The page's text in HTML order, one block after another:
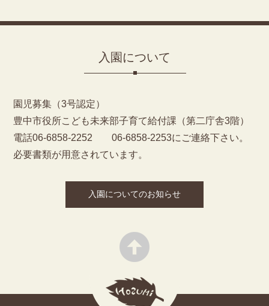
入園について
園児募集（3号認定）
豊中市役所こども未来部子育て給付課（第二庁舎3階）
電話06-6858-2252 06-6858-2253にご連絡下さい。
必要書類が用意されています。
入園についてのお知らせ